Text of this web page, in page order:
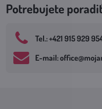
Potrebujete
Tel​.: +421 915 929
E-mail: